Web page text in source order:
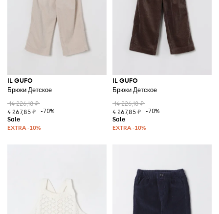
IL GUFO
Брюки Детское
14 226,18 ₽
4 267,85 ₽
-70%
IL GUFO
Брюки Детское
14 226,18 ₽
4 267,85 ₽
-70%